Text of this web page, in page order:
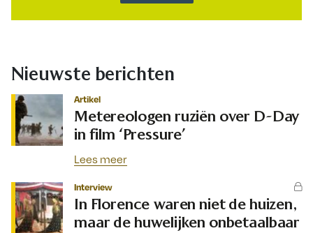
Nieuwste berichten
Artikel
Metereologen ruziën over D-Day
in film ‘Pressure’
Lees meer
Interview
In Florence waren niet de huizen,
maar de huwelijken onbetaalbaar